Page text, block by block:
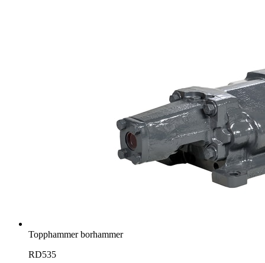
Topphammer borhammer
RD535